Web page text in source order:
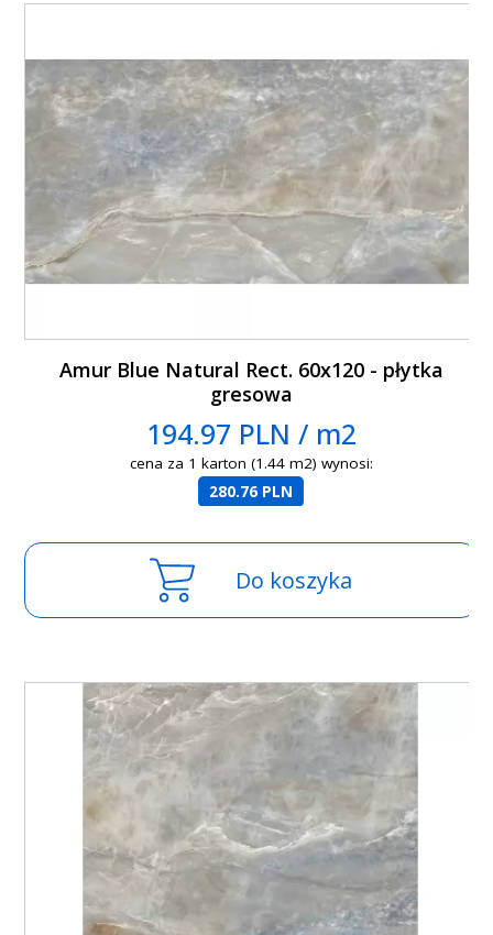
Amur Blue Natural Rect. 60x120 - płytka
gresowa
194.97 PLN / m2
cena za 1 karton (1.44 m2) wynosi:
280.76 PLN
Do koszyka